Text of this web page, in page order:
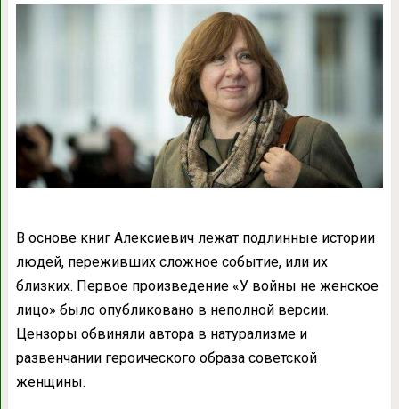
В основе книг Алексиевич лежат подлинные истории
людей, переживших сложное событие, или их
близких. Первое произведение «У войны не женское
лицо» было опубликовано в неполной версии.
Цензоры обвиняли автора в натурализме и
развенчании героического образа советской
женщины.